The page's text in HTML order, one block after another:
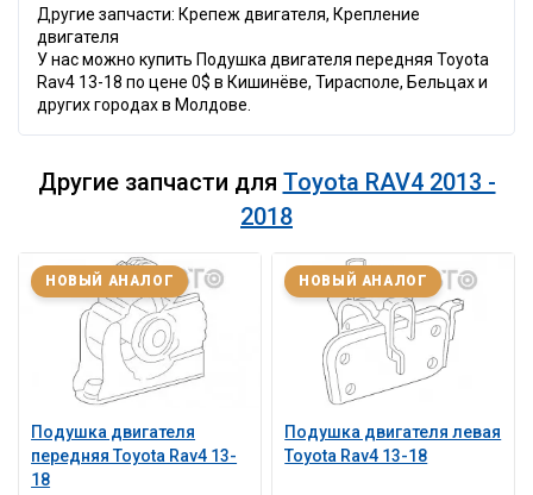
Другие запчасти: Крепеж двигателя, Крепление
двигателя
У нас можно купить Подушка двигателя передняя Toyota
Rav4 13-18 по цене 0$ в Кишинёве, Тирасполе, Бельцах и
других городах в Молдове.
Другие запчасти для Toyota RAV4 2013 -
2018
Подушка двигателя
передняя Toyota Rav4 13-
18
НОВЫЙ АНАЛОГ
Подушка двигателя левая
Toyota Rav4 13-18
НОВЫЙ АНАЛОГ